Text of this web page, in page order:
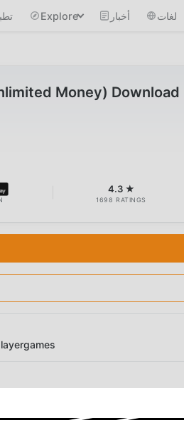
Explore أخبار لغات
Money) Download
4.3 ★
1698 RATINGS